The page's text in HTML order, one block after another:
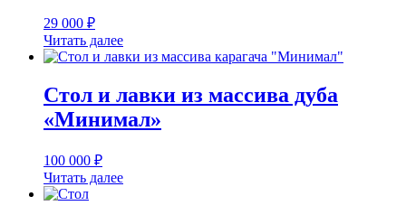
29 000 ₽
Читать далее
Стол и лавки из массива дуба
«Минимал»
100 000 ₽
Читать далее